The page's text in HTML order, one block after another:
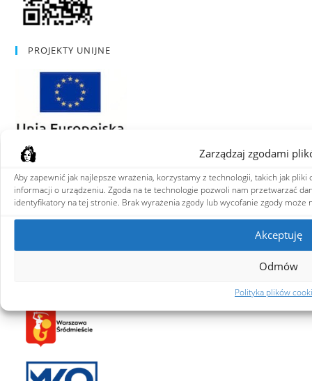
Zarządzaj zgodami
Aby zapewnić jak najlepsze wrażenia, korzystamy z technologii, takich jak
informacji o urządzeniu. Zgoda na te technologie pozwoli nam przetwarzać
identyfikatory na tej stronie. Brak wyrażenia zgody lub wycofanie zgody
Akceptuję
Odmów
Polityka plików
PROJEKTY UNIJNE